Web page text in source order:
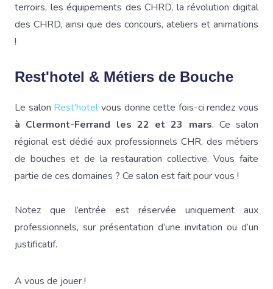
terroirs, les équipements des CHRD, la révolution digital
des CHRD, ainsi que des concours, ateliers et animations
!
Rest'hotel & Métiers de Bouche
Le salon Rest'hotel vous donne cette fois-ci rendez vous
à Clermont-Ferrand les 22 et 23 mars. Ce salon
régional est dédié aux professionnels CHR, des métiers
de bouches et de la restauration collective. Vous faite
partie de ces domaines ? Ce salon est fait pour vous !
Notez que l’entrée est réservée uniquement aux
professionnels, sur présentation d’une invitation ou d’un
justificatif.
A vous de jouer !